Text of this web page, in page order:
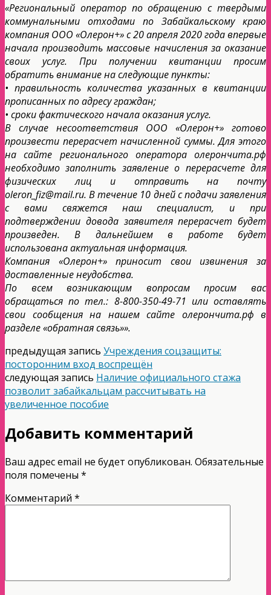
«Региональный оператор по обращению с твердыми
коммунальными отходами по Забайкальскому краю
компания ООО «Олерон+» с 20 апреля 2020 года впервые
начала производить массовые начисления за оказание
своих услуг. При получении квитанции просим
обратить внимание на следующие пункты:
• правильность количества указанных в квитанции
прописанных по адресу граждан;
• сроки фактического начала оказания услуг.
В случае несоответствия ООО «Олерон+» готово
произвести перерасчет начисленной суммы. Для этого
на сайте регионального оператора олерончита.рф
необходимо заполнить заявление о перерасчете для
физических лиц и отправить на почту
oleron_fiz@mail.ru. В течение 10 дней с подачи заявления
с вами свяжется наш специалист, и при
подтверждении довода заявителя перерасчет будет
произведен. В дальнейшем в работе будет
использована актуальная информация.
Компания «Олерон+» приносит свои извинения за
доставленные неудобства.
По всем возникающим вопросам просим вас
обращаться по тел.: 8-800-350-49-71 или оставлять
свои сообщения на нашем сайте олерончита.рф в
разделе «обратная связь»».
предыдущая запись Учреждения соцзащиты:
посторонним вход воспрещён
следующая запись Наличие официального стажа
позволит забайкальцам рассчитывать на
увеличенное пособие
Добавить комментарий
Ваш адрес email не будет опубликован. Обязательные
поля помечены *
Комментарий *